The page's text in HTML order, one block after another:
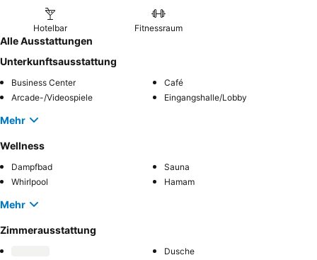
Hotelbar Fitnessraum
Alle Ausstattungen
Unterkunftsausstattung
Business Center
Café
Arcade-/Videospiele
Eingangshalle/Lobby
Mehr
Wellness
Dampfbad
Sauna
Whirlpool
Hamam
Mehr
Zimmerausstattung
Dusche